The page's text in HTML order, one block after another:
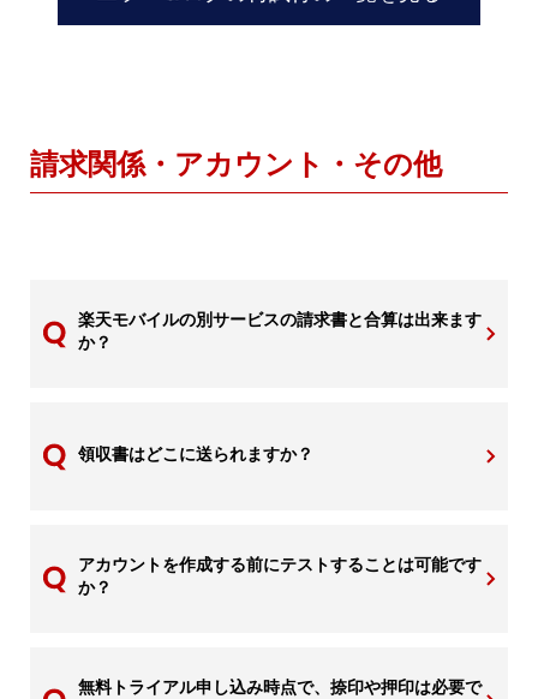
請求関係・アカウント・その他
楽天モバイルの別サービスの請求書と合算は出来ます
か？
領収書はどこに送られますか？
アカウントを作成する前にテストすることは可能です
か？
無料トライアル申し込み時点で、捺印や押印は必要で